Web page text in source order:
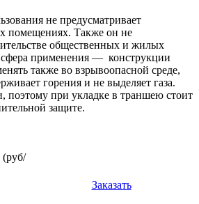
не предусматривает
помещениях. Также он не
общественных и жилых
применения — конструкции
также во взрывоопасной среде,
горения и не выделяет газа.
поэтому при укладке в траншею стоит
защите.
Заказать